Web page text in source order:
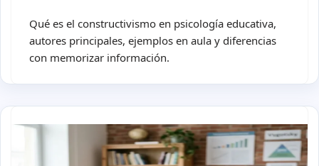
Qué es el constructivismo en psicología educativa,
autores principales, ejemplos en aula y diferencias
con memorizar información.